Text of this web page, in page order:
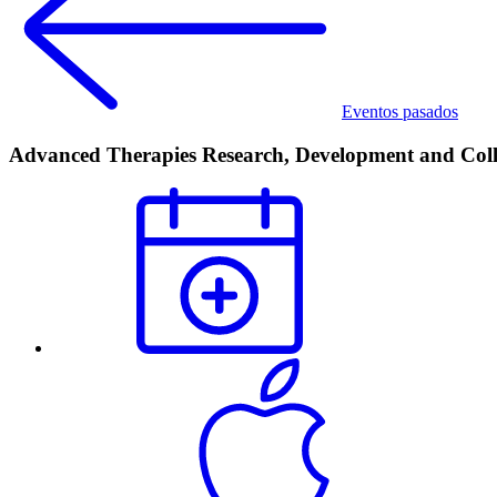
Eventos pasados
Advanced Therapies Research, Development and